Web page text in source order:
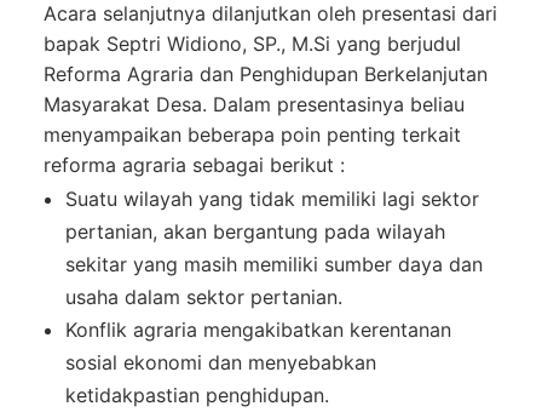
Acara selanjutnya dilanjutkan oleh presentasi dari
bapak Septri Widiono, SP., M.Si yang berjudul
Reforma Agraria dan Penghidupan Berkelanjutan
Masyarakat Desa. Dalam presentasinya beliau
menyampaikan beberapa poin penting terkait
reforma agraria sebagai berikut :
Suatu wilayah yang tidak memiliki lagi sektor
pertanian, akan bergantung pada wilayah
sekitar yang masih memiliki sumber daya dan
usaha dalam sektor pertanian.
Konflik agraria mengakibatkan kerentanan
sosial ekonomi dan menyebabkan
ketidakpastian penghidupan.